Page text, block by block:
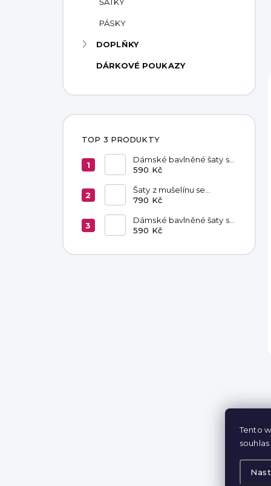
Tento
PÁSKY
DOPLŇKY
DÁRKOVÉ POUKAZY
TOP 3 PRODUKTY
Dámské bavlněné šaty s
kapsami Chocolate
590 Kč
Šaty z mušelínu se
zavazováním v pase
790 Kč
Dámské bavlněné šaty s
kapsami Black
590 Kč